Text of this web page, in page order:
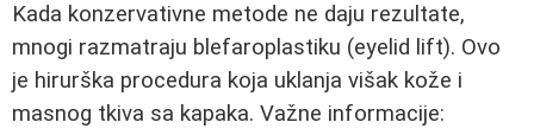
Kada konzervativne metode ne daju rezultate,
mnogi razmatraju blefaroplastiku (eyelid lift). Ovo
je hirurška procedura koja uklanja višak kože i
masnog tkiva sa kapaka. Važne informacije: